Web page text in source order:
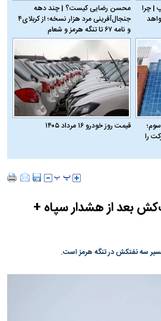
| چرا
محسن رضایی کیست؟ | چند دهه
جنجال‌آفرینی مرد هزار نسخه؛ از کربلای۴
و نامه ۶۷ تا تنگه هرمز و شعام
را
قیمت روز خودرو ۱۶ مرداد ۱۴۰۵
بعد از هشدار سپاه +
سه نفتکش در تنگه هرمز است.